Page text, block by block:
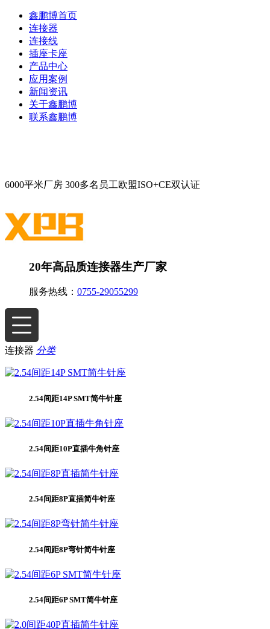
鑫鹏博首页
连接器
连接线
插座卡座
产品中心
应用案例
新闻资讯
关于鑫鹏博
联系鑫鹏博
6000平米厂房 300多名员工欧盟ISO+CE双认证
20年高品质连接器生产厂家
服务热线： 0755-29055299
连接器 分类
2.54间距14P SMT简牛针座
2.54间距10P直插牛角针座
2.54间距8P直插简牛针座
2.54间距8P弯针简牛针座
2.54间距6P SMT简牛针座